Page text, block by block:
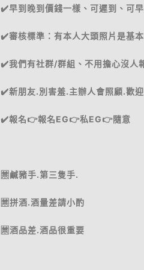
✔️早到晚到價錢一樣、可遲到、可
✔️審核標準：有本人大頭照片是基
✔️我們有社群/群組、不用擔心沒人
✔️新朋友.別害羞.主辦人會照顧.歡
✔️報名👉報名EG👉私EG👉隨意
🈲鹹豬手.第三隻手.
🈲️拼酒.酒量差請小酌
🈲️酒品差.酒品很重要